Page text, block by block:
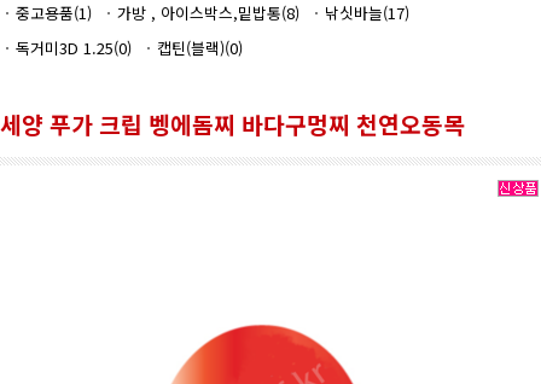
중고용품(1)
가방 , 아이스박스,밑밥통(8)
낚싯바늘(17)
독거미3D 1.25(0)
캡틴(블랙)(0)
세양 푸가 크립 벵에돔찌 바다구멍찌 천연오동목